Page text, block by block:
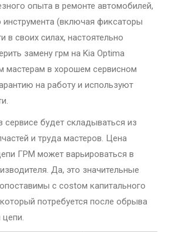
опыта в ремонте автомобилей,
(включая фиксаторы
в своих силах, настоятельно
замену грм на Kia Optima
мастерам в хорошем сервисном
на работу и используют
будет складываться из
и труда мастеров. Цена
ГРМ может варьироваться в
Да, это значительные
с costом капитального
потребуется после обрыва
цепи.